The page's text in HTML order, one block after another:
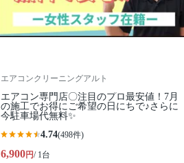
エアコンクリーニングアルト
エアコン専門店〇注目のプロ最安値！7月
の施工でお得にご希望の日にちで♪さらに
今駐車場代無料✨
4.74(498件)
6,900円/ 1台